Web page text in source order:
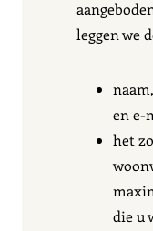
leggen we
en e-
het
die u